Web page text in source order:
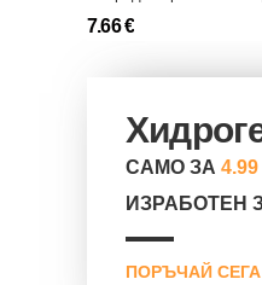
7.66 €
САМО ЗА 4.99
ИЗРАБОТЕН
ПОРЪЧАЙ СЕГА